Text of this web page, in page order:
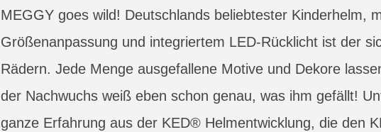
MEGGY goes wild! Deutschlands beliebtester Kinderhelm,
Größenanpassung und integriertem LED-Rücklicht ist der
Rädern. Jede Menge ausgefallene Motive und Dekore
der Nachwuchs weiß eben schon genau, was ihm gefällt!
ganze Erfahrung aus der KED® Helmentwicklung, die den